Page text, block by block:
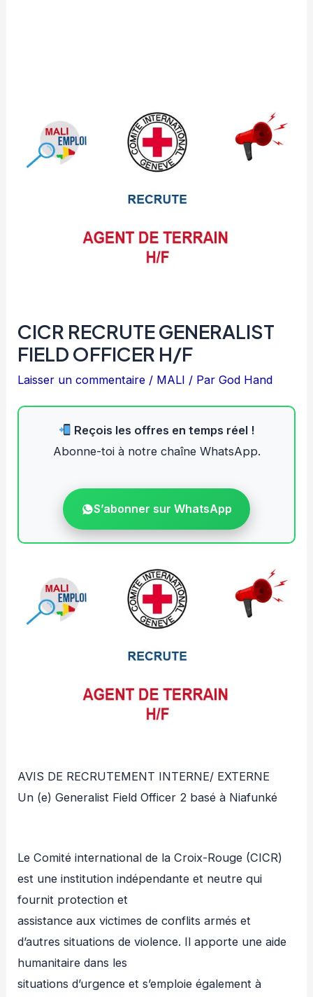
CICR RECRUTE GENERALIST
FIELD OFFICER H/F
Laisser un commentaire / MALI / ParGod Hand
Reçois les offres en temps réel !
Abonne-toi à notre chaîne WhatsApp.
S’abonner sur WhatsApp
AVIS DE RECRUTEMENT INTERNE/ EXTERNE
Un (e) Generalist Field Officer 2 basé à Niafunké
Le Comité international de la Croix-Rouge (CICR)
est une institution indépendante et neutre qui
fournit protection et
assistance aux victimes de conflits armés et
d’autres situations de violence. Il apporte une aide
humanitaire dans les
situations d’urgence et s’emploie également à